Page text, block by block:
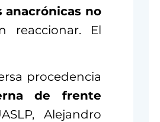
anacrónicas no
reaccionar. El
procedencia
de frente
Alejandro